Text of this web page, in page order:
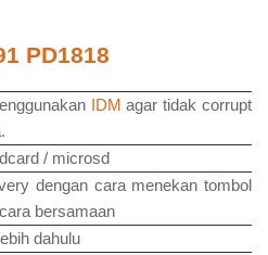
PD1818
IDM agar tidak corrupt
/ microsd
dengan cara menekan tombol
bersamaan
dahulu